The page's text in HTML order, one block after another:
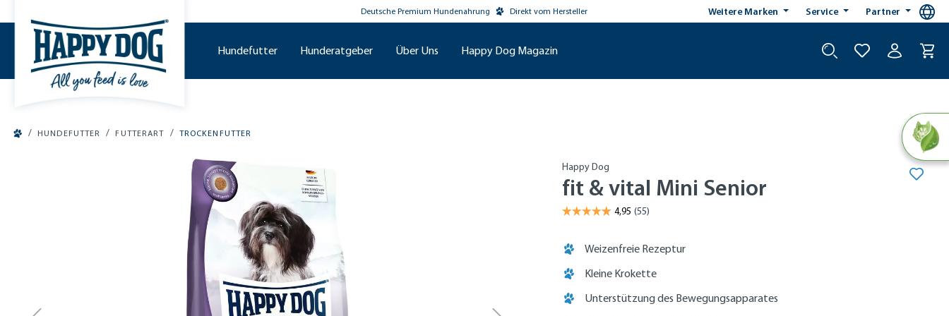
Deutsche Premium Hundenahrung Direkt vom Hersteller Weitere Marken Service Partner
Hundefutter Hunderatgeber Über Uns Happy Dog Magazin
/ HUNDEFUTTER / FUTTERART / TROCKENFUTTER
Happy Dog
fit & vital Mini Senior
Weizenfreie Rezeptur
Kleine Krokette
Unterstützung des Bewegungsapparates